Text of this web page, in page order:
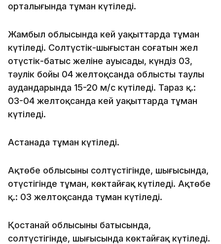
орталығында тұман күтіледі.
Жамбыл облысында кей уақыттарда тұман
күтіледі. Солтүстік-шығыстан соғатын жел
оңтүстік-батыс желіне ауысады, күндіз 03,
тәулік бойы 04 желтоқсанда облыстың таулы
аудандарында 15-20 м/с күтіледі. Тараз қ.:
03-04 желтоқсанда кей уақыттарда тұман
күтіледі.
Астанада тұман күтіледі.
Ақтөбе облысының солтүстігінде, шығысында,
оңтүстігінде тұман, көктайғақ күтіледі. Ақтөбе
қ.: 03 желтоқсанда тұман күтіледі.
Қостанай облысының батысында,
солтүстігінде, шығысында көктайғақ күтіледі.